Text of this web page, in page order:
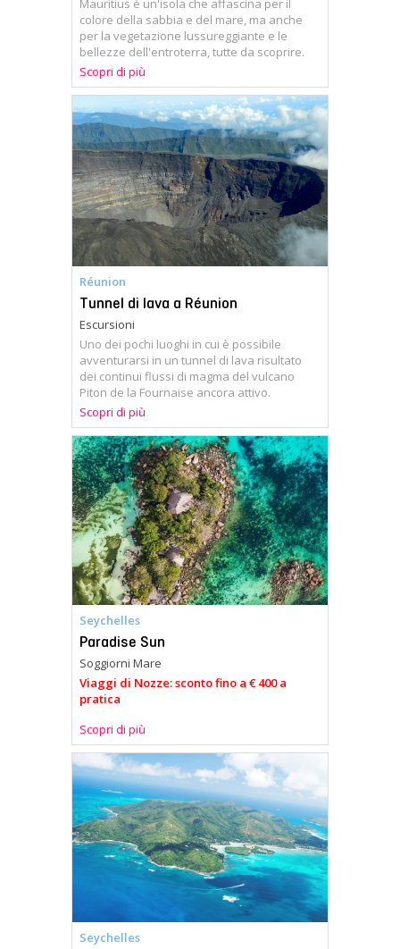
Mauritius è un'isola che affascina per il
colore della sabbia e del mare, ma anche
per la vegetazione lussureggiante e le
bellezze dell'entroterra, tutte da scoprire.
Scopri di più
Réunion
Tunnel di lava a Réunion
Escursioni
Uno dei pochi luoghi in cui è possibile
avventurarsi in un tunnel di lava risultato
dei continui flussi di magma del vulcano
Piton de la Fournaise ancora attivo.
Scopri di più
Seychelles
Paradise Sun
Soggiorni Mare
Viaggi di Nozze: sconto fino a € 400 a
pratica
Scopri di più
Seychelles